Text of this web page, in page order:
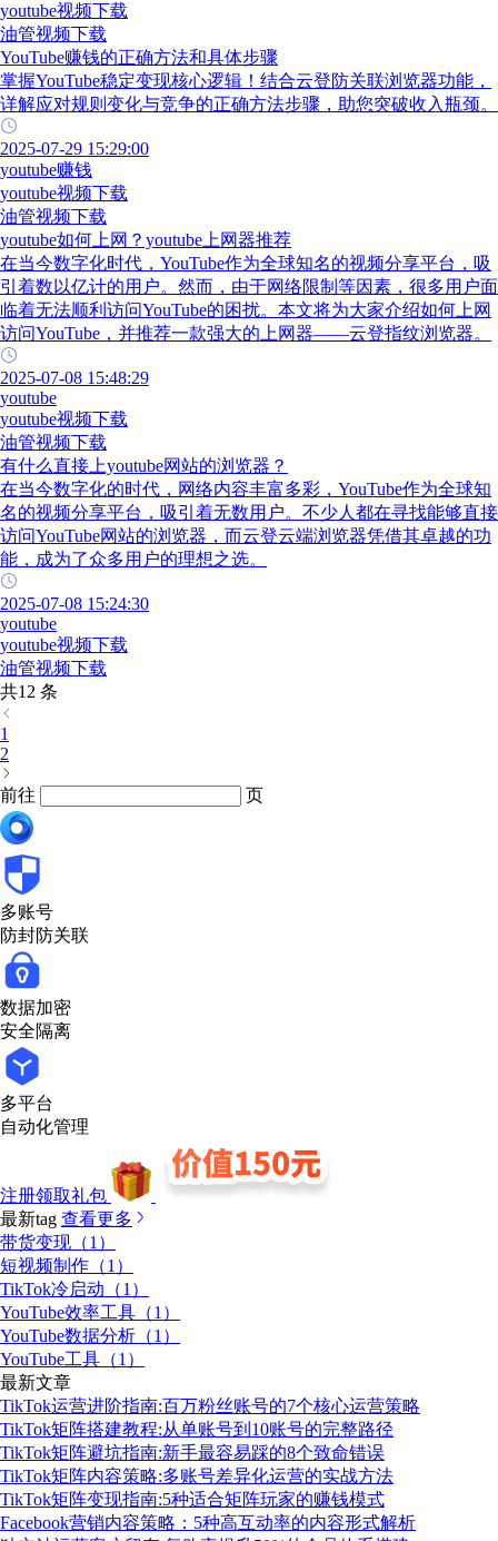
youtube视频下载
油管视频下载
YouTube赚钱的正确方法和具体步骤
掌握YouTube稳定变现核心逻辑！结合云登防关联浏览器功能，
详解应对规则变化与竞争的正确方法步骤，助您突破收入瓶颈。
2025-07-29 15:29:00
youtube赚钱
youtube视频下载
油管视频下载
youtube如何上网？youtube上网器推荐
在当今数字化时代，YouTube作为全球知名的视频分享平台，吸
引着数以亿计的用户。然而，由于网络限制等因素，很多用户面
临着无法顺利访问YouTube的困扰。本文将为大家介绍如何上网
访问YouTube，并推荐一款强大的上网器——云登指纹浏览器。
2025-07-08 15:48:29
youtube
youtube视频下载
油管视频下载
有什么直接上youtube网站的浏览器？
在当今数字化的时代，网络内容丰富多彩，YouTube作为全球知
名的视频分享平台，吸引着无数用户。不少人都在寻找能够直接
访问YouTube网站的浏览器，而云登云端浏览器凭借其卓越的功
能，成为了众多用户的理想之选。
2025-07-08 15:24:30
youtube
youtube视频下载
油管视频下载
共12 条
1
2
前往 页
多账号
防封防关联
数据加密
安全隔离
多平台
自动化管理
注册领取礼包
最新tag 查看更多
带货变现（1）
短视频制作（1）
TikTok冷启动（1）
YouTube效率工具（1）
YouTube数据分析（1）
YouTube工具（1）
最新文章
TikTok运营进阶指南:百万粉丝账号的7个核心运营策略
TikTok矩阵搭建教程:从单账号到10账号的完整路径
TikTok矩阵避坑指南:新手最容易踩的8个致命错误
TikTok矩阵内容策略:多账号差异化运营的实战方法
TikTok矩阵变现指南:5种适合矩阵玩家的赚钱模式
Facebook营销内容策略：5种高互动率的内容形式解析